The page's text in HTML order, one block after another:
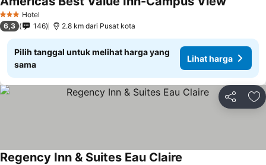
3 BintangHotel
6,3 146 2.8 km dari Pusat kota
Pilih tanggal untuk melihat harga yang
sama
Lihat harga
Bagikan
Regency Inn & Suites Eau Claire